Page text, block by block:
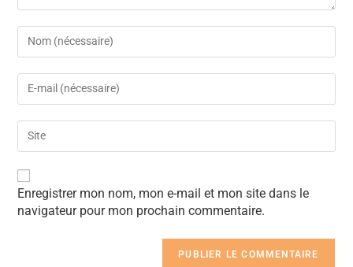
Enregistrer mon nom, mon e-mail et mon site dans le
navigateur pour mon prochain commentaire.